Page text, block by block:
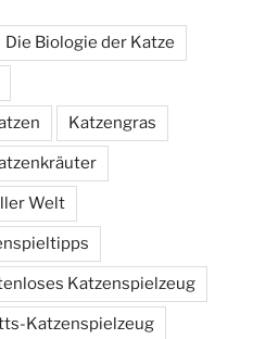
Die Biologie der Katze
Katzengras
Welt
Katzenspielzeug
Katzenspielzeug